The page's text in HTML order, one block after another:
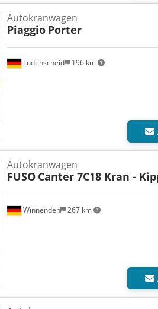
Lüdenscheid 196 km
Autokranwagen
Piaggio Porter
Winnenden 267 km
Autokranwagen
FUSO Canter 7C18 Kran -